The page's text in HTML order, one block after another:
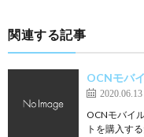
関連する記事
OCNモバ
2020.06.13
OCNモバイ
トを購入す